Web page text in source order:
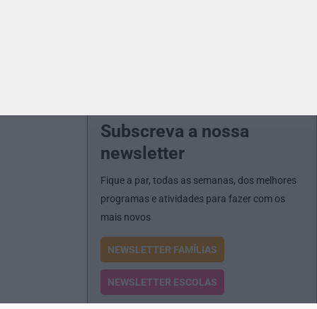
Subscreva a nossa
newsletter
Fique a par, todas as semanas, dos melhores
programas e atividades para fazer com os
mais novos
NEWSLETTER FAMÍLIAS
NEWSLETTER ESCOLAS